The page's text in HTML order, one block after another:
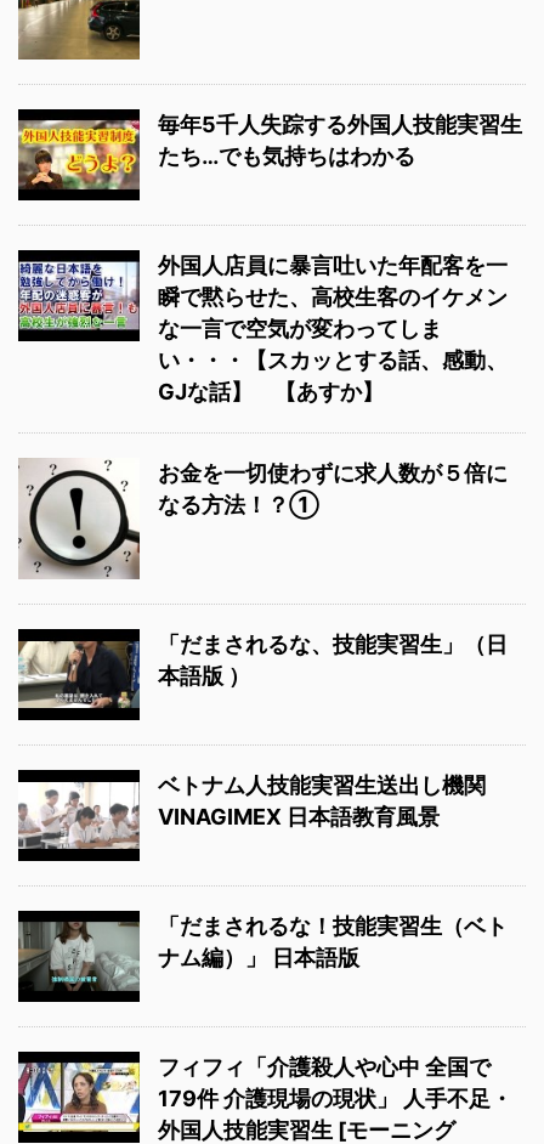
毎年5千人失踪する外国人技能実習生
たち…でも気持ちはわかる
外国人店員に暴言吐いた年配客を一
瞬で黙らせた、高校生客のイケメン
な一言で空気が変わってしま
い・・・【スカッとする話、感動、
GJな話】 【あすか】
お金を一切使わずに求人数が５倍に
なる方法！？①
「だまされるな、技能実習生」（日
本語版 ）
ベトナム人技能実習生送出し機関
VINAGIMEX 日本語教育風景
「だまされるな！技能実習生（ベト
ナム編）」 日本語版
フィフィ「介護殺人や心中 全国で
179件 介護現場の現状」 人手不足・
外国人技能実習生 [モーニング